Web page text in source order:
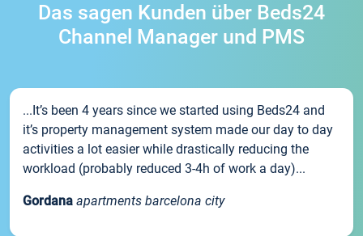
Das sagen Kunden über Beds24
Channel Manager und PMS
...It’s been 4 years since we started using Beds24 and
it’s property management system made our day to day
activities a lot easier while drastically reducing the
workload (probably reduced 3-4h of work a day)...
Gordana apartments barcelona city